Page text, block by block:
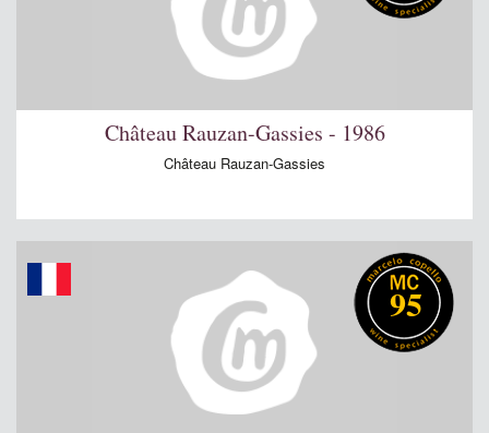
Château Rauzan-Gassies - 1986
Château Rauzan-Gassies
95